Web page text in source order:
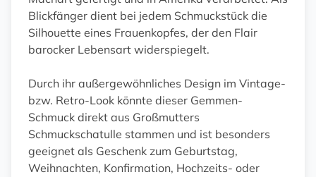
Blickfänger dient bei jedem Schmuckstück die
Silhouette eines Frauenkopfes, der den Flair
barocker Lebensart widerspiegelt.
Durch ihr außergewöhnliches Design im Vintage-
bzw. Retro-Look könnte dieser Gemmen-
Schmuck direkt aus Großmutters
Schmuckschatulle stammen und ist besonders
geeignet als Geschenk zum Geburtstag,
Weihnachten, Konfirmation, Hochzeits- oder